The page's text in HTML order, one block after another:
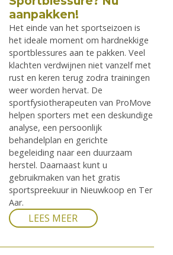
aanpakken!
Het einde van het sportseizoen is
het ideale moment om hardnekkige
sportblessures aan te pakken. Veel
klachten verdwijnen niet vanzelf met
rust en keren terug zodra trainingen
weer worden hervat. De
sportfysiotherapeuten van ProMove
helpen sporters met een deskundige
analyse, een persoonlijk
behandelplan en gerichte
begeleiding naar een duurzaam
herstel. Daarnaast kunt u
gebruikmaken van het gratis
sportspreekuur in Nieuwkoop en Ter
Aar.
LEES MEER